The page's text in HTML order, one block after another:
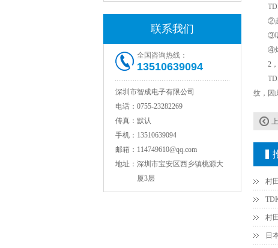
联系我们
全国咨询热线：
13510639094
深圳市智成电子有限公司
电话： 0755-23282269
传真： 默认
手机： 13510639094
邮箱： 114749610@qq.com
地址： 深圳市宝安区西乡镇桃源大
厦3层
TDK
②超
③吸
④焊
2，
TDK
纹，因
村
日